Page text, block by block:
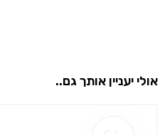
אולי יעניין אותך גם..